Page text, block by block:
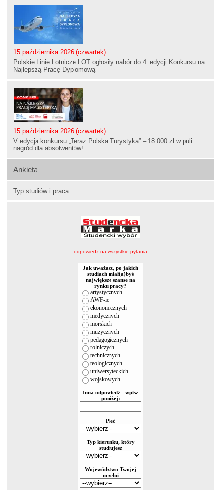
15 października 2026 (czwartek)
Polskie Linie Lotnicze LOT ogłosiły nabór do 4. edycji Konkursu na
Najlepszą Pracę Dyplomową
15 października 2026 (czwartek)
V edycja konkursu „Teraz Polska Turystyka” – 18 000 zł w puli
nagród dla absolwentów!
Ankieta
Typ studiów i praca
odpowiedz na wszystkie pytania